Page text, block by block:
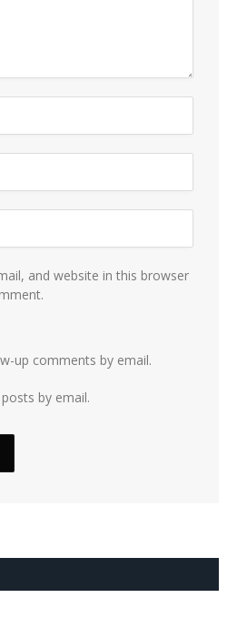
and website in this browser
up comments by email.
by email.